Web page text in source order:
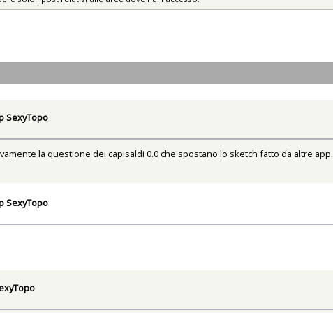
SexyTopo
la questione dei capisaldi 0.0 che spostano lo sketch fatto da altre app.
SexyTopo